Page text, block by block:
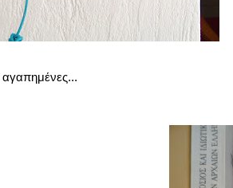
αγαπημένες...